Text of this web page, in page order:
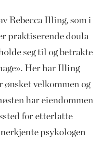
Rebecca Illing, som i
praktiserende doula
seg til og betrakte
Her har Illing
velkommen og
har eiendommen
for etterlatte
psykologen